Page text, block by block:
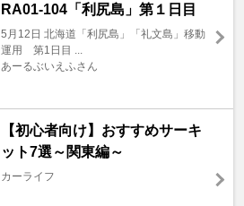
RA01-104「利尻島」第１日目
5月12日 北海道「利尻島」「礼文島」移動
運用 第1日目 ...
あーるぶいえふさん
【初心者向け】おすすめサーキ
ット7選～関東編～
カーライフ